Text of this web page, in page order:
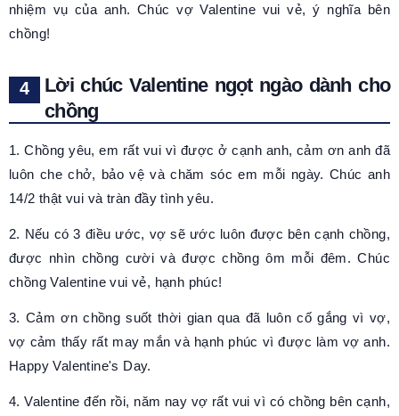
nhiệm vụ của anh. Chúc vợ Valentine vui vẻ, ý nghĩa bên
chồng!
Lời chúc Valentine ngọt ngào dành cho
chồng
1. Chồng yêu, em rất vui vì được ở cạnh anh, cảm ơn anh đã
luôn che chở, bảo vệ và chăm sóc em mỗi ngày. Chúc anh
14/2 thật vui và tràn đầy tình yêu.
2. Nếu có 3 điều ước, vợ sẽ ước luôn được bên cạnh chồng,
được nhìn chồng cười và được chồng ôm mỗi đêm. Chúc
chồng Valentine vui vẻ, hạnh phúc!
3. Cảm ơn chồng suốt thời gian qua đã luôn cố gắng vì vợ,
vợ cảm thấy rất may mắn và hạnh phúc vì được làm vợ anh.
Happy Valentine's Day.
4. Valentine đến rồi, năm nay vợ rất vui vì có chồng bên cạnh,